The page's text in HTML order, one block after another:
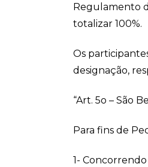
Regulamento
totalizar 100%.
Os
designação,
“Art. 5o – São
Para fins de
1-